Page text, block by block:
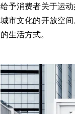
给予消费者关于运
城市文化的开放空
的生活方式。